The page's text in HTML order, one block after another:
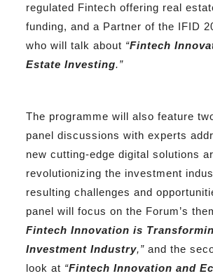
regulated Fintech offering real
funding, and a Partner of the IFID
who will talk about “Fintech
Estate Investing.”
The programme will also feature
panel discussions with experts
new cutting-edge digital solutions
revolutionizing the investment
resulting challenges and
panel will focus on the Forum’s
Fintech Innovation is
Investment Industry,” and the
look at “Fintech Innovation and